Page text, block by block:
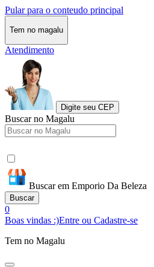
Pular para o conteudo principal
Tem no magalu
Atendimento
Digite seu CEP
Buscar no Magalu
Buscar em Emporio Da Beleza
Buscar
0
Boas vindas :)Entre ou Cadastre-se
Tem no Magalu